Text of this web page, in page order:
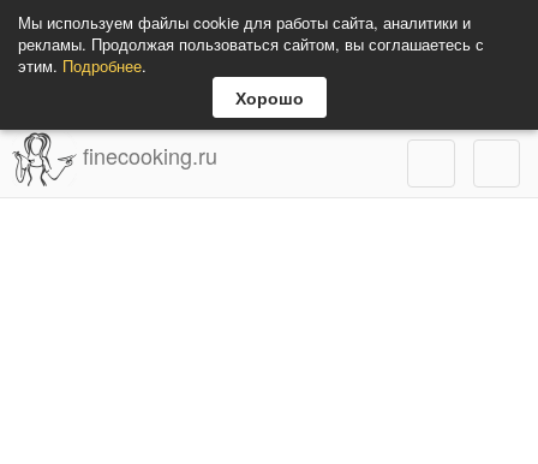
Мы используем файлы cookie для работы сайта, аналитики и
рекламы. Продолжая пользоваться сайтом, вы соглашаетесь с
этим. Подробнее.
Хорошо
finecooking.ru